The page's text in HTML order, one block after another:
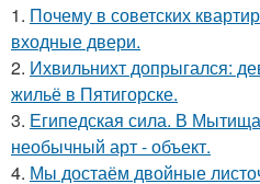
1. Почему в советских
входные двери.
2. Ихвильнихт допрыгался:
жильё в Пятигорске.
3. Египедская сила. В
необычный арт - объект.
4. Мы достаём двойные